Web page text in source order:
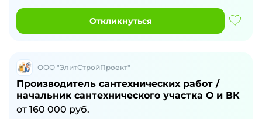
Откликнуться
ООО "ЭлитСтройПроект"
Производитель сантехнических работ /
начальник сантехнического участка О и ВК
от 160 000 руб.